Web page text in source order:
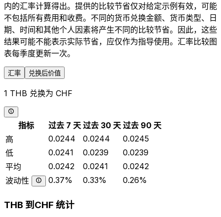
内的汇率计算得出。提供的比较节省仅对给定示例有效，可能
不包括所有费用和收费。不同的货币兑换金额、货币类型、日
期、时间和其他个人因素将产生不同的比较节省。因此，这些
结果可能不能表示实际节省，应仅作为指导使用。汇率比较图
表每季度更新一次。
汇率 兑换后价值
1 THB 兑换为 CHF
指标 过去 7 天 过去 30 天 过去 90 天
高
0.0244 0.0244
0.0245
低
0.0241 0.0239
0.0239
平均
0.0242 0.0241
0.0242
波动性
0.37% 0.33% 0.26%
THB 到CHF 统计